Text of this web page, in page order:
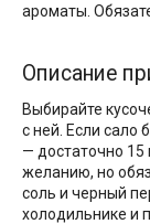
ароматы.
Описание
Выбирайте
с ней. Если сало
— достаточно 15
желанию, но
соль и черный
холодильнике и